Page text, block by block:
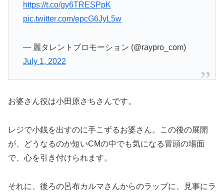
https://t.co/gy6TRESPpK
pic.twitter.com/epcG6JyL5w
— 麗タレントプロモーション (@raypro_com)
July 1, 2022
お婆さん役は小田原さちさんです。
レジで小銭を出すのに手こずるお婆さん。この後の展開
が、どうなるのか短いCMの中でも気になる冒頭の場面
で、心を引き付けられます。
それに、後ろの呂布カルマさんからのラップに、見事にラ